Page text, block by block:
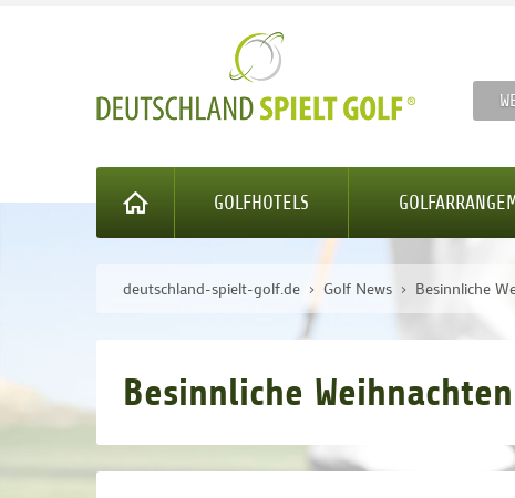
GOLFHOTELS
deutschland-spielt-golf.de Golf News Besinnliche
Besinnliche